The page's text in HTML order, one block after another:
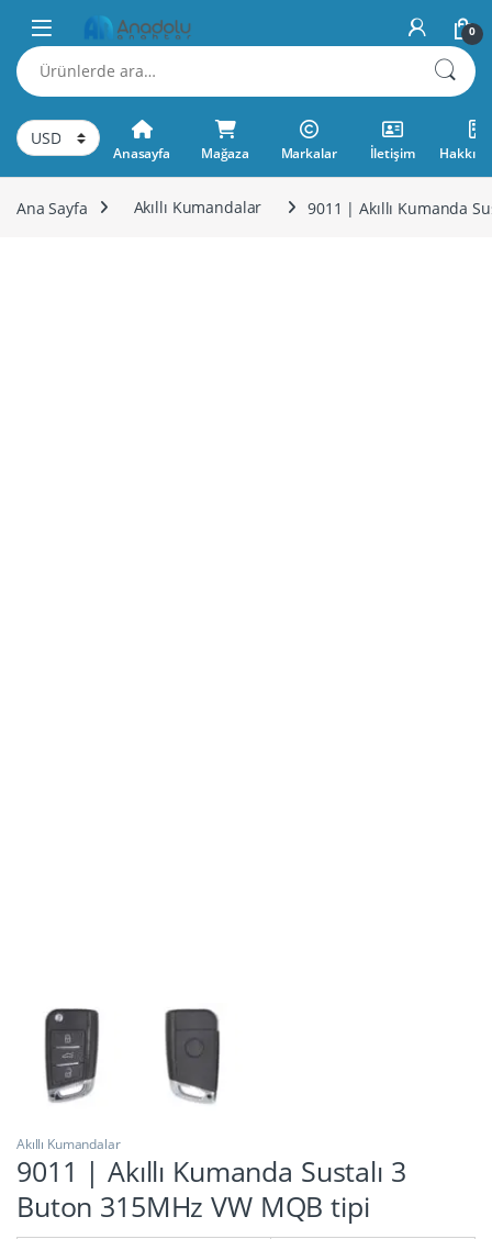
Skip to navigation
Skip to content
0
Ara:
Anasayfa Mağaza Markalar İletişim
Ana Sayfa Akıllı Kumandalar 9011 | Akıllı Kumanda
Akıllı Kumandalar
9011 | Akıllı Kumanda Sustalı 3
Buton 315MHz VW MQB tipi